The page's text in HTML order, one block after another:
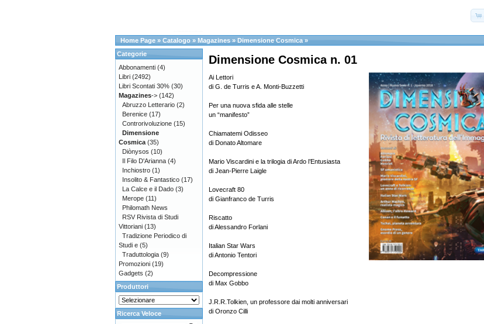
Home Page » Catalogo » Magazines » Dimensione Cosmica »
Dimensione Cosmica n. 01
Ai Lettori
di G. de Turris e A. Monti-Buzzetti
Per una nuova sfida alle stelle
un “manifesto”
Chiamatemi Odisseo
di Donato Altomare
Mario Viscardini e la trilogia di Ardo l’Entusiasta
di Jean-Pierre Laigle
Lovecraft 80
di Gianfranco de Turris
Riscatto
di Alessandro Forlani
Italian Star Wars
di Antonio Tentori
Decompressione
di Max Gobbo
J.R.R.Tolkien, un professore dai molti anniversari
di Oronzo Cilli
Categorie
Abbonamenti (4)
Libri (2492)
Libri Scontati 30% (30)
Magazines-> (142)
Abruzzo Letterario (2)
Berenice (17)
Controrivoluzione (15)
Dimensione
Cosmica (35)
Diònysos (10)
Il Filo D'Arianna (4)
Inchiostro (1)
Insolito & Fantastico (17)
La Calce e il Dado (3)
Merope (11)
Philomath News
RSV Rivista di Studi
Vittoriani (13)
Tradizione Periodico di
Studi e (5)
Traduttologia (9)
Promozioni (19)
Gadgets (2)
Produttori
Ricerca Veloce